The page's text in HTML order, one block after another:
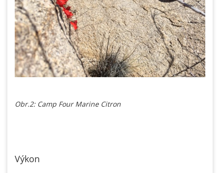
Obr.2: Camp Four Marine Citron
Výkon